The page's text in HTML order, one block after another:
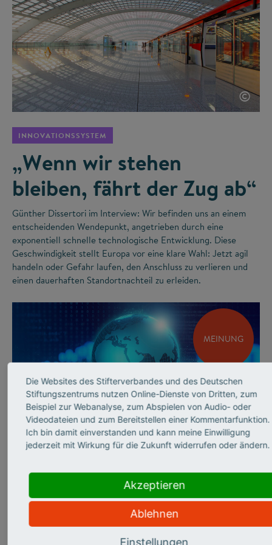
©
INNOVATIONSSYSTEM
„Wenn wir stehen
bleiben, fährt der Zug ab“
Günther Dissertori im Interview: Wir befinden uns an einem
entscheidenden Wendepunkt, angetrieben durch eine
exponentiell schnelle technologische Entwicklung. Diese
Geschwindigkeit stellt Europa vor eine klare Wahl: Jetzt agil
handeln oder Gefahr laufen, den Anschluss zu verlieren und
einen dauerhaften Standortnachteil zu erleiden.
MEINUNG
©
Andrea Frank über
sicherheits­relevante
Die Websites des Stifterverbandes und des Deutschen
Stiftungszentrums nutzen Online-Dienste von Dritten, zum
Beispiel zur Webanalyse, zum Abspielen von Audio- oder
Videodateien und zum Bereitstellen einer Kommentarfunktion.
Ich bin damit einverstanden und kann meine Einwilligung
jederzeit mit Wirkung für die Zukunft widerrufen oder ändern.
Akzeptieren
Ablehnen
Einstellungen